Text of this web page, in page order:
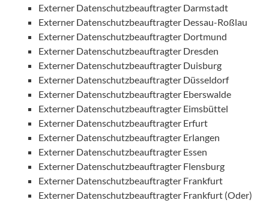
Externer Datenschutzbeauftragter Darmstadt
Externer Datenschutzbeauftragter Dessau-Roßlau
Externer Datenschutzbeauftragter Dortmund
Externer Datenschutzbeauftragter Dresden
Externer Datenschutzbeauftragter Duisburg
Externer Datenschutzbeauftragter Düsseldorf
Externer Datenschutzbeauftragter Eberswalde
Externer Datenschutzbeauftragter Eimsbüttel
Externer Datenschutzbeauftragter Erfurt
Externer Datenschutzbeauftragter Erlangen
Externer Datenschutzbeauftragter Essen
Externer Datenschutzbeauftragter Flensburg
Externer Datenschutzbeauftragter Frankfurt
Externer Datenschutzbeauftragter Frankfurt (Oder)